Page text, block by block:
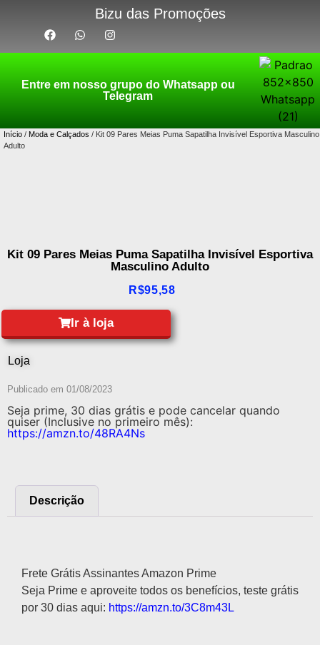
Bizu das Promoções
Entre em nosso grupo do Whatsapp ou
Telegram
Início / Moda e Calçados / Kit 09 Pares Meias Puma Sapatilha Invisível Esportiva Masculino
Adulto
Kit 09 Pares Meias Puma Sapatilha Invisível Esportiva
Masculino Adulto
R$95,58
Ir à loja
Loja
Publicado em 01/08/2023
Seja prime, 30 dias grátis e pode cancelar quando
quiser (Inclusive no primeiro mês):
https://amzn.to/48RA4Ns
Descrição
Frete Grátis Assinantes Amazon Prime
Seja Prime e aproveite todos os benefícios, teste grátis
por 30 dias aqui: https://amzn.to/3C8m43L